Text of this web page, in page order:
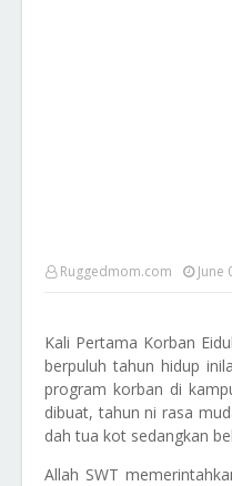
Ruggedmom.com June
Kali Pertama Korban
berpuluh tahun hidup
program korban di
dibuat, tahun ni rasa
dah tua kot sedangkan
Allah SWT